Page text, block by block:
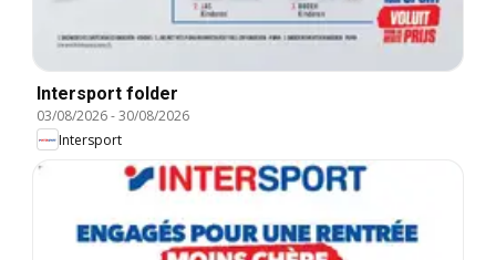
Intersport folder
03/08/2026-30/08/2026
Intersport